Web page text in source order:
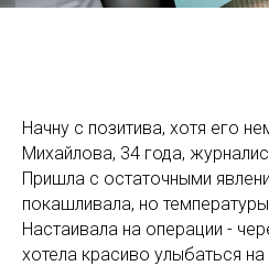
Начну с позитива, хотя его
Михайлова, 34 года,
Пришла с остаточными
покашливала, но
Настаивала на операции -
хотела красиво улыбаться